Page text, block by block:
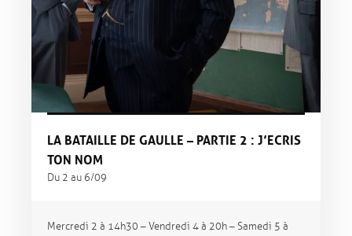
LA BATAILLE DE GAULLE – PARTIE 2 : J’ECRIS
TON NOM
Du 2 au 6/09
Mercredi 2 à 14h30 – Vendredi 4 à 20h – Samedi 5 à